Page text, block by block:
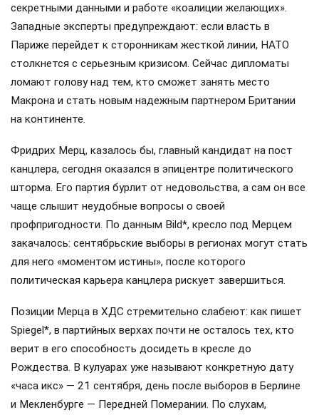
секретными данными и работе «коалиции желающих».
Западные эксперты предупреждают: если власть в
Париже перейдет к сторонникам жесткой линии, НАТО
столкнется с серьезным кризисом. Сейчас дипломаты
ломают голову над тем, кто сможет занять место
Макрона и стать новым надежным партнером Британии
на континенте.
Фридрих Мерц, казалось бы, главный кандидат на пост
канцлера, сегодня оказался в эпицентре политического
шторма. Его партия бурлит от недовольства, а сам он все
чаще слышит неудобные вопросы о своей
профпригодности. По данным Bild*, кресло под Мерцем
закачалось: сентябрьские выборы в регионах могут стать
для него «моментом истины», после которого
политическая карьера канцлера рискует завершиться.
Позиции Мерца в ХДС стремительно слабеют: как пишет
Spiegel*, в партийных верхах почти не осталось тех, кто
верит в его способность досидеть в кресле до
Рождества. В кулуарах уже называют конкретную дату
«часа икс» — 21 сентября, день после выборов в Берлине
и Мекленбурге — Передней Померании. По слухам,